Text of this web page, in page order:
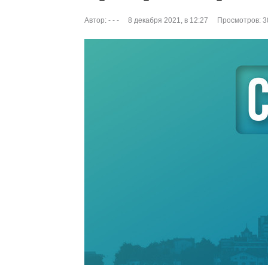
Автор: - - - 8 декабря 2021, в 12:27 Просмотров: